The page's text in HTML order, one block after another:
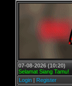
07-08-2026 (10:20)
Selamat Siang Tamu!
Login | Register